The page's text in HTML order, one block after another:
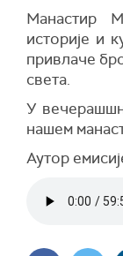
Манастир
историје и
привлаче
света.
У
нашем
Аутор